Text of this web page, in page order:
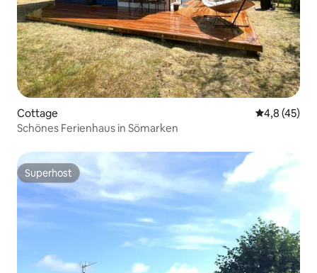
Cottage
4,8 (45)
Schönes Ferienhaus in Sömarken
Superhost
Superhost